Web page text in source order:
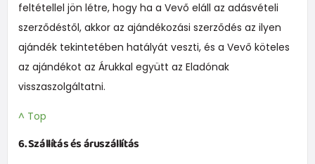
feltétellel jön létre, hogy ha a Vevő eláll az adásvételi
szerződéstől, akkor az ajándékozási szerződés az ilyen
ajándék tekintetében hatályát veszti, és a Vevő köteles
az ajándékot az Árukkal együtt az Eladónak
visszaszolgáltatni.
^ Top
6. Szállítás és áruszállítás